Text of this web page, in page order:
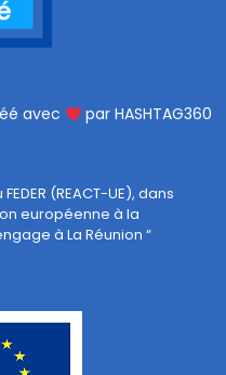
avec par HASHTAG360
(REACT-UE), dans
européenne à la
à La Réunion “